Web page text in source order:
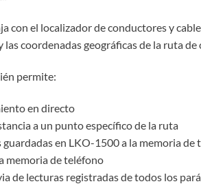
con el localizador de conductores y
las coordenadas geográficas de la ruta de
permite:
en directo
a un punto específico de la ruta
guardadas en LKO-1500 a la memoria de
memoria de teléfono
de lecturas registradas de todos los